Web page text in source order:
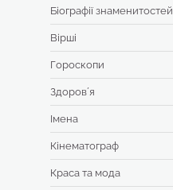
Біографії знаменитостей
Вірші
Гороскопи
Здоровʼя
Імена
Кінематограф
Краса та мода